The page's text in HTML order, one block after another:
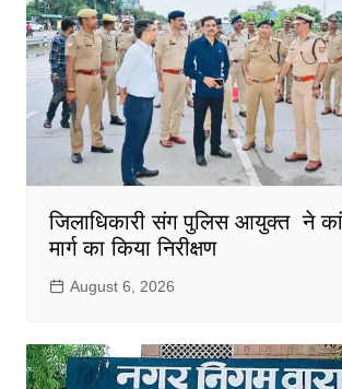
जिलाधिकारी संग पुलिस आयुक्त ने
मार्ग का किया निरीक्षण
August 6, 2026